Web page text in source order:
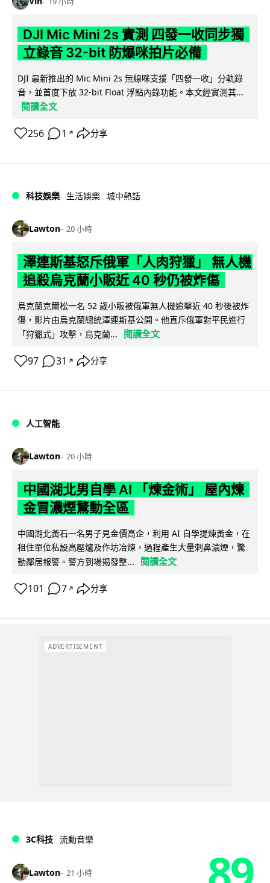
DJI Mic Mini 2s 實測 四發一收同步獨
立錄音 32-bit 防爆咪拍片必備
DJI 最新推出的 Mic Mini 2s 無線咪支援「四發一收」分軌錄
音，並首度下放 32-bit Float 浮點內錄功能。本文經實測其...
閱讀全文
256 1 ↗ 分享
科技娛樂 生活娛樂 城中熱話
Lawton 20 小時
澤連斯基怒斥俄軍「人肉狩獵」 無人機
追殺烏克蘭小販近 40 秒仍被炸傷
烏克蘭克爾松一名 52 歲小販被俄軍無人機追擊近 40 秒後被炸
傷，影片由烏克蘭總統澤連斯基公開。他直斥俄軍對平民進行
「狩獵式」攻擊，烏克蘭...
閱讀全文
97 31 ↗ 分享
人工智能
Lawton 20 小時
中國湖北男自學 AI 「煉金術」 屋內煉
金冒濃煙驚動全區
中國湖北黃石一名男子見金價高企，利用 AI 自學提煉黃金，在
租住單位私設高壓爐及作坊冶煉，過程產生大量刺鼻濃煙，驚
動鄰居報警。警方到場揭發整...
閱讀全文
101 7 ↗ 分享
ADVERTISEMENT
3C科技 流動音樂
Lawton 21 小時